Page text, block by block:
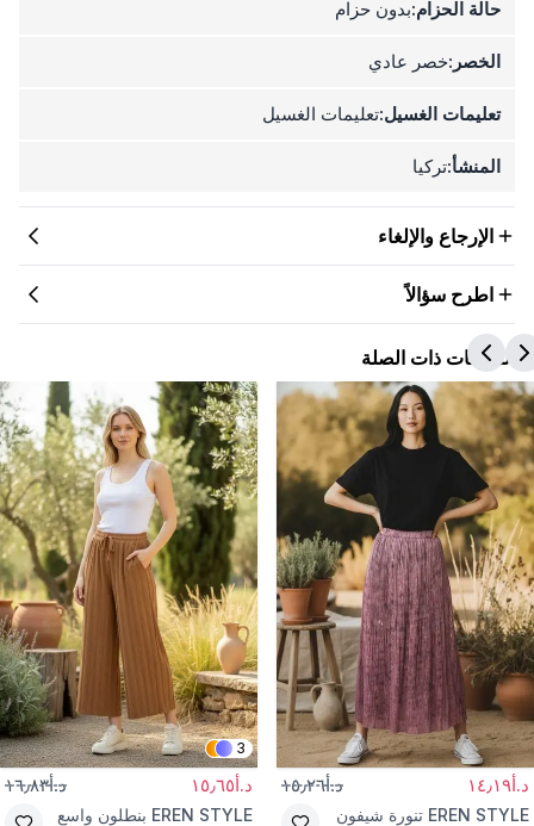
حالة الحزام:بدون حزام
الخصر:خصر عادي
تعليمات الغسيل:تعليمات الغسيل
المنشأ:تركيا
الإرجاع والإلغاء
اطرح سؤالاً
المنتجات ذات الصلة
د.أ١٤٫١٩ د.أ١٥٫٢٦
EREN STYLE تنورة شيفون
3
د.أ١٥٫٦٥ د.أ١٦٫٨٣
EREN STYLE بنطلون واسع